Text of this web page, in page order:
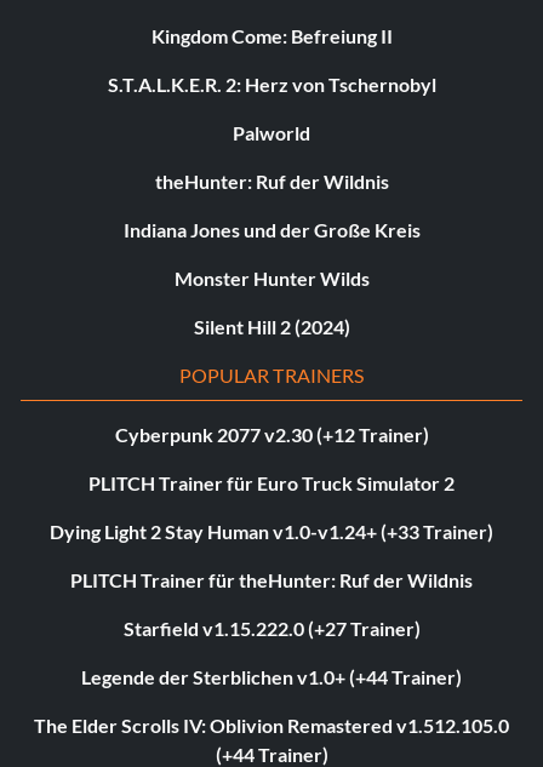
Kingdom Come: Befreiung II
S.T.A.L.K.E.R. 2: Herz von Tschernobyl
Palworld
theHunter: Ruf der Wildnis
Indiana Jones und der Große Kreis
Monster Hunter Wilds
Silent Hill 2 (2024)
POPULAR TRAINERS
Cyberpunk 2077 v2.30 (+12 Trainer)
PLITCH Trainer für Euro Truck Simulator 2
Dying Light 2 Stay Human v1.0-v1.24+ (+33 Trainer)
PLITCH Trainer für theHunter: Ruf der Wildnis
Starfield v1.15.222.0 (+27 Trainer)
Legende der Sterblichen v1.0+ (+44 Trainer)
The Elder Scrolls IV: Oblivion Remastered v1.512.105.0
(+44 Trainer)